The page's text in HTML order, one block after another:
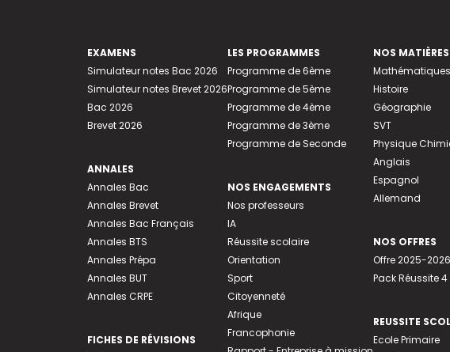
EXAMENS
Simulateur notes Bac 2026
Simulateur notes Brevet 2026
Bac 2026
Brevet 2026
ANNALES
Annales Bac
Annales Brevet
Annales Bac Français
Annales BTS
Annales Prépa
Annales BUT
Annales CRPE
FICHES DE RÉVISIONS
LES PROGRAMMES
Programme de 6ème
Programme de 5ème
Programme de 4ème
Programme de 3ème
Programme de Seconde
NOS ENGAGEMENTS
Nos professeurs
IA
Réussite scolaire
Orientation
Sport
Citoyenneté
Afrique
Francophonie
NOS MATIÈRES
Mathématiques
Histoire
Géographie
SVT
Physique
Anglais
Espagnol
Allemand
NOS OFFRES
Offre 2025-2026
Pack Réussite
REUSSITE
Ecole Primaire